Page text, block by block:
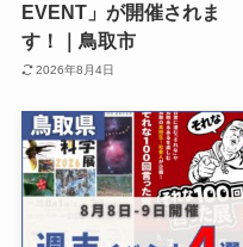
EVENT」が開催されま
す！｜鳥取市
2026年8月4日